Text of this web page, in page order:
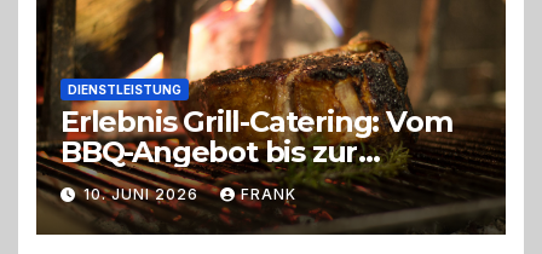
DIENSTLEISTUNG
Erlebnis Grill-Catering: Vom
BBQ-Angebot bis zur
perfekten Eventorganisation
Trend zu Outdoor-Events,
Erlebnisgastronomie und
10. JUNI 2026 FRANK